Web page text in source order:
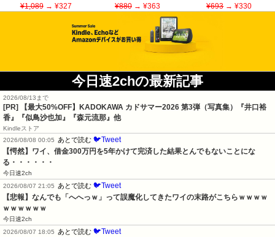
¥1,089→ ¥327 ¥880→ ¥363 ¥693→ ¥330
今日速2chの最新記事
2026/08/13まで
[PR]
【最大50%OFF】KADOKAWA カドサマー2026 第3弾（写真集）『井口裕
香』『似鳥沙也加』『森元流那』他
Kindleストア
2026/08/08 00:05
あとで読む 🐦Tweet
【愕然】ワイ、借金300万円を5年かけて完済した結果とんでもないことにな
る・・・・・・
今日速2ch
2026/08/07 21:05
あとで読む 🐦Tweet
【悲報】なんでも「へへっｗ」って誤魔化してきたワイの末路がこちらｗｗｗｗ
ｗｗｗｗｗｗ
今日速2ch
2026/08/07 18:05
あとで読む 🐦Tweet